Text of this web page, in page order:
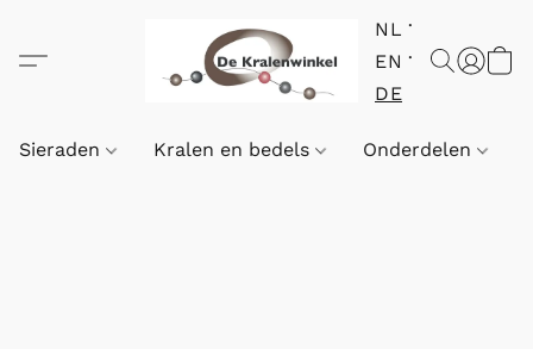
NL
EN
DE
Sieraden Kralen en bedels Onderdelen